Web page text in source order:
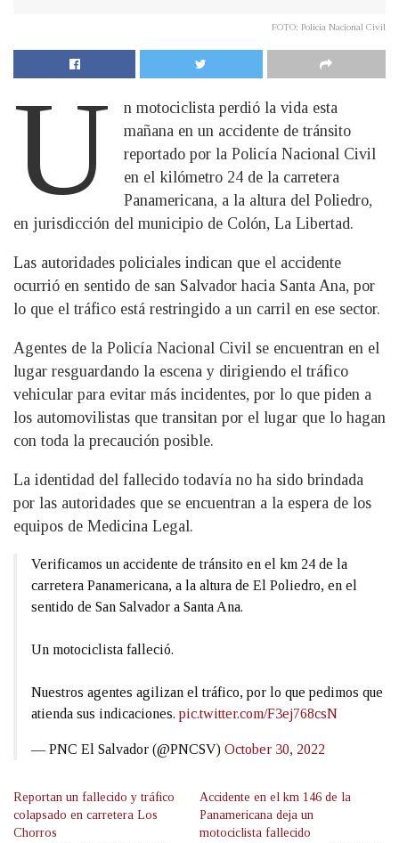
FOTO: Policía Nacional Civil
U
n motociclista perdió la vida esta
mañana en un accidente de tránsito
reportado por la Policía Nacional Civil
en el kilómetro 24 de la carretera
Panamericana, a la altura del Poliedro,
en jurisdicción del municipio de Colón, La Libertad.
Las autoridades policiales indican que el accidente
ocurrió en sentido de san Salvador hacia Santa Ana, por
lo que el tráfico está restringido a un carril en ese sector.
Agentes de la Policía Nacional Civil se encuentran en el
lugar resguardando la escena y dirigiendo el tráfico
vehicular para evitar más incidentes, por lo que piden a
los automovilistas que transitan por el lugar que lo hagan
con toda la precaución posible.
La identidad del fallecido todavía no ha sido brindada
por las autoridades que se encuentran a la espera de los
equipos de Medicina Legal.
Verificamos un accidente de tránsito en el km 24 de la
carretera Panamericana, a la altura de El Poliedro, en el
sentido de San Salvador a Santa Ana.
Un motociclista falleció.
Nuestros agentes agilizan el tráfico, por lo que pedimos que
atienda sus indicaciones. pic.twitter.com/F3ej768csN
— PNC El Salvador (@PNCSV) October 30, 2022
Reportan un fallecido y tráfico
colapsado en carretera Los
Chorros
Accidente en el km 146 de la
Panamericana deja un
motociclista fallecido